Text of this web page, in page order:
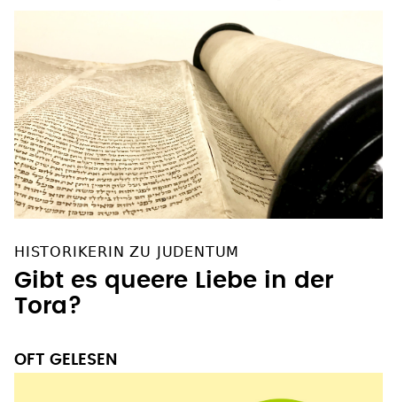
HISTORIKERIN ZU JUDENTUM
Gibt es queere Liebe in der
Tora?
OFT GELESEN